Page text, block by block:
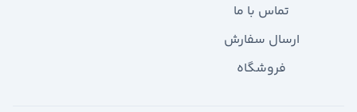
تماس با ما
ارسال سفارش
فروشگاه